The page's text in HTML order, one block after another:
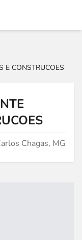
E CONSTRUCOES
Chagas, MG